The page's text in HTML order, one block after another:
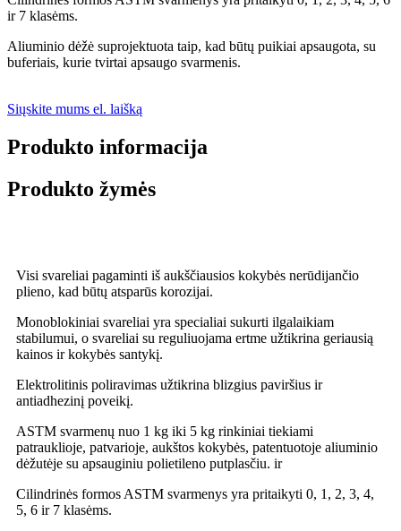
ir 7 klasėms.
Aliuminio dėžė suprojektuota taip, kad būtų puikiai apsaugota, su
buferiais, kurie tvirtai apsaugo svarmenis.
Siųskite mums el. laišką
Produkto informacija
Produkto žymės
Visi svareliai pagaminti iš aukščiausios kokybės nerūdijančio
plieno, kad būtų atsparūs korozijai.
Monoblokiniai svareliai yra specialiai sukurti ilgalaikiam
stabilumui, o svareliai su reguliuojama ertme užtikrina geriausią
kainos ir kokybės santykį.
Elektrolitinis poliravimas užtikrina blizgius paviršius ir
antiadhezinį poveikį.
ASTM svarmenų nuo 1 kg iki 5 kg rinkiniai tiekiami
patrauklioje, patvarioje, aukštos kokybės, patentuotoje aliuminio
dėžutėje su apsauginiu polietileno putplasčiu. ir
Cilindrinės formos ASTM svarmenys yra pritaikyti 0, 1, 2, 3, 4,
5, 6 ir 7 klasėms.